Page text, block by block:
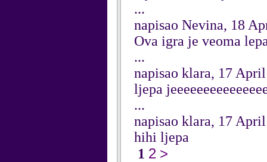
...
napisao Nevina, 18
Ova igra je veoma
...
napisao klara, 17
ljepa
...
napisao klara, 17
hihi ljepa
1 2 >